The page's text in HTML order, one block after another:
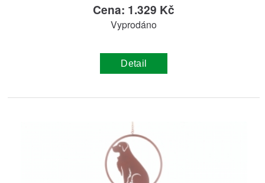
Cena: 1.329 Kč
Vyprodáno
Detail